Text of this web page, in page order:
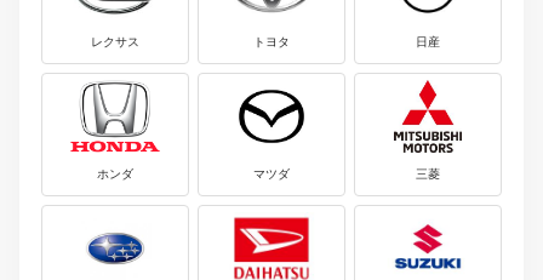
レクサス トヨタ 日産
ホンダ マツダ 三菱